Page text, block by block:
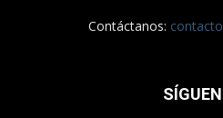
Contáctanos: